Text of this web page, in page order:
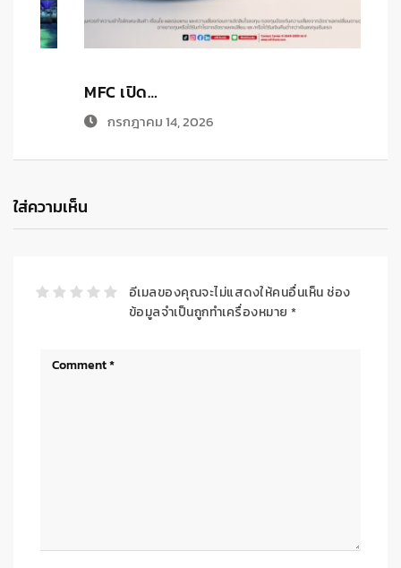
MFC เปิด…
กรกฎาคม 14, 2026
ใส่ความเห็น
อีเมลของคุณจะไม่แสดงให้คนอื่นเห็น ช่อง
ข้อมูลจำเป็นถูกทำเครื่องหมาย *